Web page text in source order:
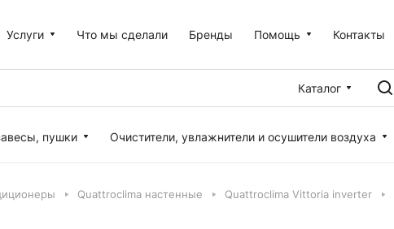
Услуги Что мы сделали Бренды Помощь Контакты
Каталог
пушки Очистители, увлажнители и осушители воздуха
Quattroclima настенные Quattroclima Vittoria inverter